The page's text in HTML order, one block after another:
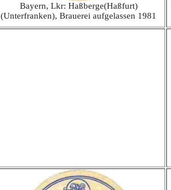
Bayern, Lkr: Haßberge(Haßfurt)
(Unterfranken), Brauerei aufgelassen 1981